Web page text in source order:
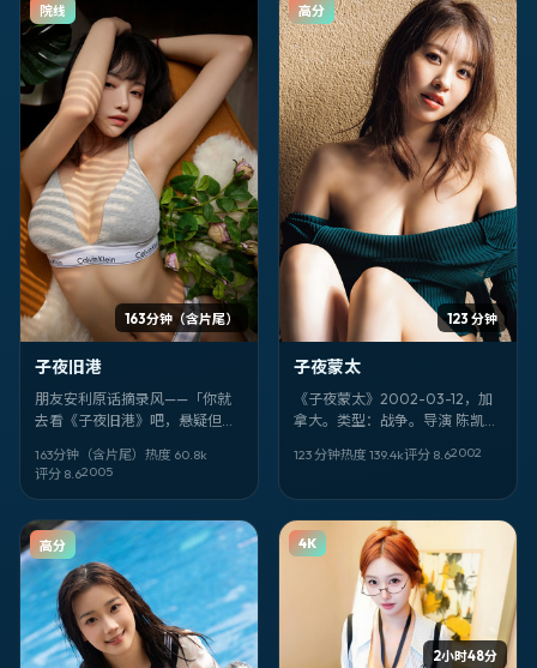
163分钟（含片尾）
院线
子夜旧港
朋友安利原话摘录风——「你就
去看《子夜旧港》吧，悬疑但不
歌、林心如那场对手戏我记到现
在。」
163分钟（含片尾） 热度 60.8k
评分 8.62005
123 分钟
高分
子夜蒙太
《子夜蒙太》2002-03-12，加
拿大。类型：战争。导演 陈凯
霞、菅田将晖。剧情不剧透——
123 分钟热度 139.4k评分 8.62002
高分
2小时48分
4K